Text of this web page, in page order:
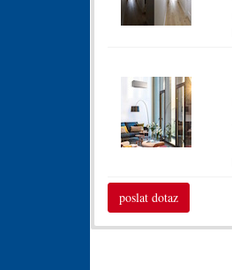
poslat dotaz